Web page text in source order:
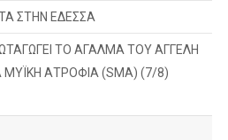
ΣΤΗΝ ΕΔΕΣΣΑ
ΤΟ ΑΓΑΛΜΑ ΤΟΥ ΑΓΓΕΛΗ
ΜΥΪΚΗ ΑΤΡΟΦΙΑ (SMA) (7/8)